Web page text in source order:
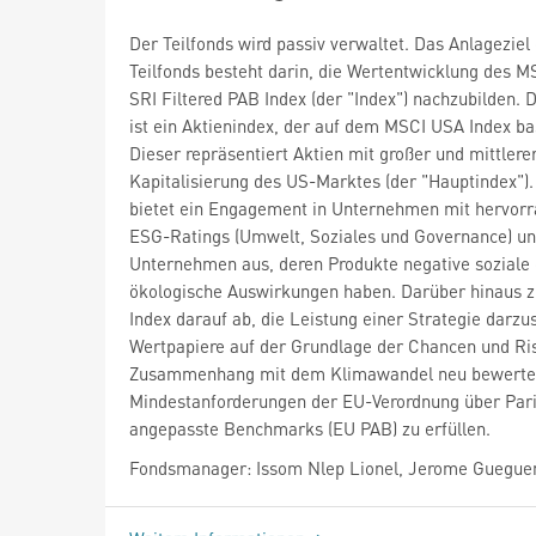
Der Teilfonds wird passiv verwaltet. Das Anlageziel
Teilfonds besteht darin, die Wertentwicklung des
SRI Filtered PAB Index (der "Index") nachzubilden.
ist ein Aktienindex, der auf dem MSCI USA Index
Dieser repräsentiert Aktien mit großer und
Kapitalisierung des US-Marktes (der
bietet ein Engagement in Unternehmen mit
ESG-Ratings (Umwelt, Soziales und Governance)
Unternehmen aus, deren Produkte negative soziale
ökologische Auswirkungen haben. Darüber hinaus
Index darauf ab, die Leistung einer Strategie
Wertpapiere auf der Grundlage der Chancen und
Zusammenhang mit dem Klimawandel neu
Mindestanforderungen der EU-Verordnung über
angepasste Benchmarks (EU PAB) zu erfüllen.
Fondsmanager: Issom Nlep Lionel, Jerome